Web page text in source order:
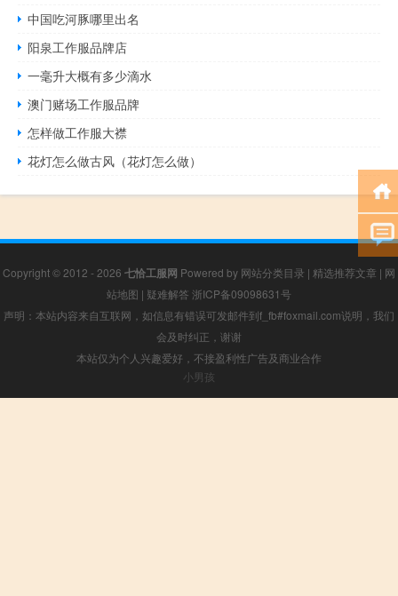
中国吃河豚哪里出名
阳泉工作服品牌店
一毫升大概有多少滴水
澳门赌场工作服品牌
怎样做工作服大襟
花灯怎么做古风（花灯怎么做）
Copyright © 2012 - 2026 七恰工服网 Powered by 网站分类目录 | 精选推荐文章 | 网
站地图 | 疑难解答 浙ICP备09098631号
声明：本站内容来自互联网，如信息有错误可发邮件到f_fb#foxmail.com说明，我们
会及时纠正，谢谢
本站仅为个人兴趣爱好，不接盈利性广告及商业合作
小男孩